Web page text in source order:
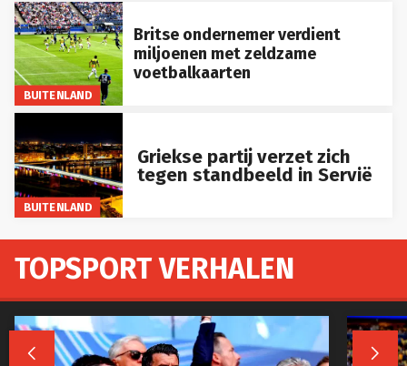
BUITENLAND
Britse ondernemer verdient
miljoenen met zeldzame
voetbalkaarten
BUITENLAND
Griekse partij verzet zich
tegen standbeeld in Servië
TOPSPORT VERHALEN
 